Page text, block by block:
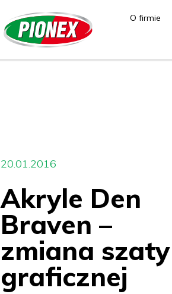
O firmie
20.01.2016
Akryle Den
Braven –
zmiana szaty
graficznej